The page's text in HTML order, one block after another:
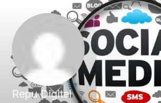
Repu Digital